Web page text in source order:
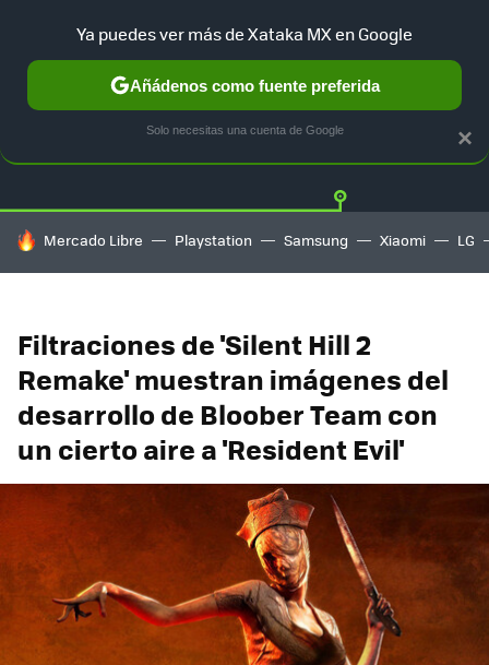
Twitter
HOY SE HABLA DE
Mercado Libre Playstation Samsung Xiaomi LG
Filtraciones de 'Silent Hill 2
Remake' muestran imágenes del
desarrollo de Bloober Team con
un cierto aire a 'Resident Evil'
×
Ya puedes ver más de Xataka MX en Google
Añádenos como fuente preferida
Solo necesitas una cuenta de Google